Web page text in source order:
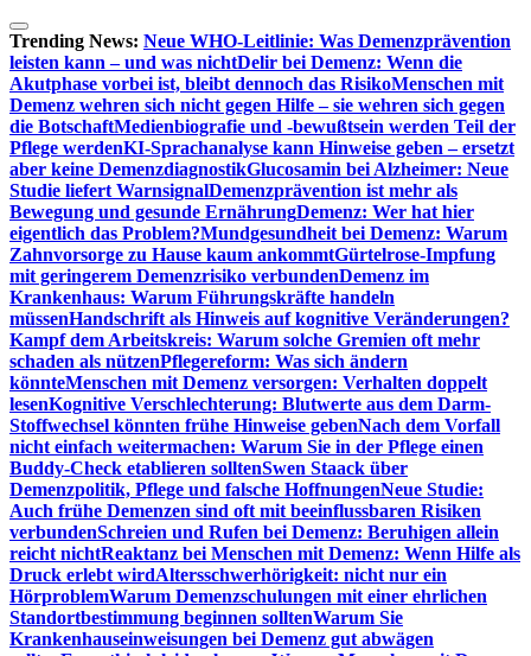
Zum
Inhalt
springen
Trending News: Neue WHO-Leitlinie: Was Demenzprävention
leisten kann – und was nichtDelir bei Demenz: Wenn die
Akutphase vorbei ist, bleibt dennoch das RisikoMenschen mit
Demenz wehren sich nicht gegen Hilfe – sie wehren sich gegen
die BotschaftMedienbiografie und -bewußtsein werden Teil der
Pflege werdenKI-Sprachanalyse kann Hinweise geben – ersetzt
aber keine DemenzdiagnostikGlucosamin bei Alzheimer: Neue
Studie liefert WarnsignalDemenzprävention ist mehr als
Bewegung und gesunde ErnährungDemenz: Wer hat hier
eigentlich das Problem?Mundgesundheit bei Demenz: Warum
Zahnvorsorge zu Hause kaum ankommtGürtelrose-Impfung
mit geringerem Demenzrisiko verbundenDemenz im
Krankenhaus: Warum Führungskräfte handeln
müssenHandschrift als Hinweis auf kognitive Veränderungen?
Kampf dem Arbeitskreis: Warum solche Gremien oft mehr
schaden als nützenPflegereform: Was sich ändern
könnteMenschen mit Demenz versorgen: Verhalten doppelt
lesenKognitive Verschlechterung: Blutwerte aus dem Darm-
Stoffwechsel könnten frühe Hinweise gebenNach dem Vorfall
nicht einfach weitermachen: Warum Sie in der Pflege einen
Buddy-Check etablieren solltenSwen Staack über
Demenzpolitik, Pflege und falsche HoffnungenNeue Studie:
Auch frühe Demenzen sind oft mit beeinflussbaren Risiken
verbundenSchreien und Rufen bei Demenz: Beruhigen allein
reicht nichtReaktanz bei Menschen mit Demenz: Wenn Hilfe als
Druck erlebt wirdAltersschwerhörigkeit: nicht nur ein
HörproblemWarum Demenzschulungen mit einer ehrlichen
Standortbestimmung beginnen solltenWarum Sie
Krankenhauseinweisungen bei Demenz gut abwägen